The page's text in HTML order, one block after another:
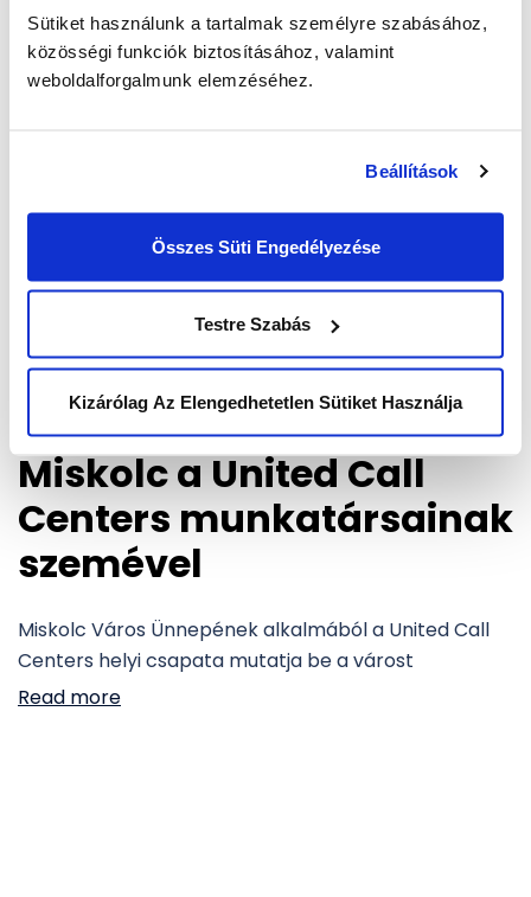
Sütiket használunk a tartalmak személyre szabásához,
közösségi funkciók biztosításához, valamint
weboldalforgalmunk elemzéséhez.
Beállítások
Összes Süti Engedélyezése
Testre Szabás
Kizárólag Az Elengedhetetlen Sütiket Használja
helyet másért szereti, és most be is mutatja őket
saját szavaival.
Read more
Miskolc a United Call
Centers munkatársainak
szemével
Miskolc Város Ünnepének alkalmából a United Call
Centers helyi csapata mutatja be a várost
Read more